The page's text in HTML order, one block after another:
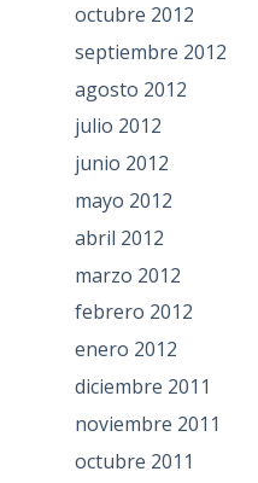
octubre 2012
septiembre 2012
agosto 2012
julio 2012
junio 2012
mayo 2012
abril 2012
marzo 2012
febrero 2012
enero 2012
diciembre 2011
noviembre 2011
octubre 2011